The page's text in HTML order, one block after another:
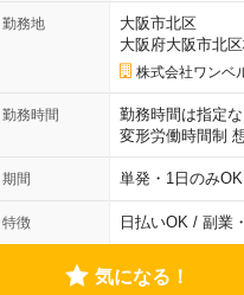
勤務地
大阪市北区
大阪府大阪市北
株式会社ワンベ
勤務時間
勤務時間は指定な
変形労働時間制
期間 単発・1日のみOK
特徴 日払いOK / 副業
気になる！